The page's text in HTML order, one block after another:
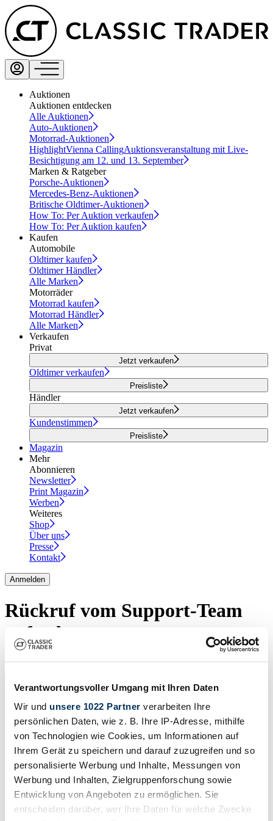
Verantwortungsvoller Umgang mit Ihren Daten
Wir und unsere 1022 Partner verarbeiten Ihre
persönlichen Daten, wie z. B. Ihre IP-Adresse, mithilfe
von Technologien wie Cookies, um Informationen auf
Ihrem Gerät zu speichern und darauf zuzugreifen und so
personalisierte Werbung und Inhalte, Messungen von
Werbung und Inhalten, Zielgruppenforschung sowie
Entwicklung von Angeboten zu ermöglichen. Sie
entscheiden darüber, wer Ihre Daten für welche Zwecke
Auktionen
Auktionen entdecken
Alle Auktionen
Auto-Auktionen
Motorrad-Auktionen
HighlightVienna CallingAuktionsveranstaltung mit Live-
Besichtigung am 12. und 13. September
Marken & Ratgeber
Porsche-Auktionen
Mercedes-Benz-Auktionen
Britische Oldtimer-Auktionen
How To: Per Auktion verkaufen
How To: Per Auktion kaufen
Kaufen
Automobile
Oldtimer kaufen
Oldtimer Händler
Alle Marken
Motorräder
Motorrad kaufen
Motorrad Händler
Alle Marken
Verkaufen
Privat
Jetzt verkaufen
Oldtimer verkaufen
Preisliste
Händler
Jetzt verkaufen
Kundenstimmen
Preisliste
Magazin
Mehr
Abonnieren
Newsletter
Print Magazin
Werben
Weiteres
Shop
Über uns
Presse
Kontakt
Anmelden
Rückruf vom Support-Team
anfordern
Ihre Telefonnummer
+ Optionale Nachricht hinzufügen
Nachricht (optional) Ausblenden